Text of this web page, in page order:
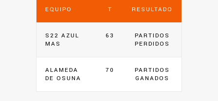
EQUIPO T RESULTADO
S22 AZUL
MAS
63
PARTIDOS
PERDIDOS
ALAMEDA
DE OSUNA
70
PARTIDOS
GANADOS